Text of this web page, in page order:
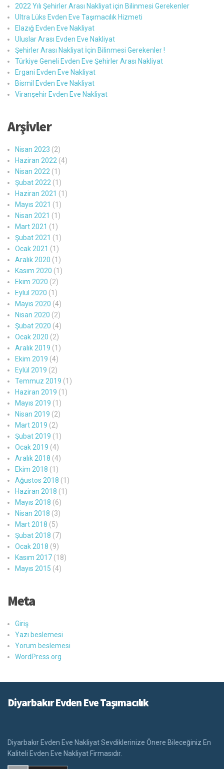
2022 Yılı Şehirler Arası Nakliyat için Bilinmesi Gerekenler
Ultra Lüks Evden Eve Taşımacılık Hizmeti
Elazığ Evden Eve Nakliyat
Uluslar Arası Evden Eve Nakliyat
Şehirler Arası Nakliyat İçin Bilinmesi Gerekenler !
Türkiye Geneli Evden Eve Şehirler Arası Nakliyat
Ergani Evden Eve Nakliyat
Bismil Evden Eve Nakliyat
Viranşehir Evden Eve Nakliyat
Arşivler
Nisan 2023 (2)
Haziran 2022 (4)
Nisan 2022 (1)
Şubat 2022 (1)
Haziran 2021 (1)
Mayıs 2021 (1)
Nisan 2021 (1)
Mart 2021 (1)
Şubat 2021 (1)
Ocak 2021 (1)
Aralık 2020 (1)
Kasım 2020 (1)
Ekim 2020 (2)
Eylül 2020 (1)
Mayıs 2020 (4)
Nisan 2020 (2)
Şubat 2020 (4)
Ocak 2020 (2)
Aralık 2019 (1)
Ekim 2019 (4)
Eylül 2019 (2)
Temmuz 2019 (1)
Haziran 2019 (1)
Mayıs 2019 (1)
Nisan 2019 (2)
Mart 2019 (2)
Şubat 2019 (1)
Ocak 2019 (4)
Aralık 2018 (4)
Ekim 2018 (1)
Ağustos 2018 (1)
Haziran 2018 (1)
Mayıs 2018 (6)
Nisan 2018 (3)
Mart 2018 (5)
Şubat 2018 (7)
Ocak 2018 (9)
Kasım 2017 (18)
Mayıs 2015 (4)
Meta
Giriş
Yazı beslemesi
Yorum beslemesi
WordPress.org
Diyarbakır Evden Eve Taşımacılık
Diyarbakır Evden Eve Nakliyat Sevdiklerinize Önere Bileceğiniz En
Kaliteli Evden Eve Nakliyat Firmasıdır.